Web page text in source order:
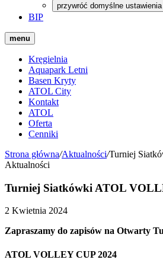
przywróć domyślne ustawienia
BIP
menu
Kręgielnia
Aquapark Letni
Basen Kryty
ATOL City
Kontakt
ATOL
Oferta
Cenniki
Strona główna/Aktualności/Turniej
Aktualności
Turniej Siatkówki ATOL
2 Kwietnia 2024
Zapraszamy do zapisów na Otwarty
ATOL VOLLEY CUP 2024